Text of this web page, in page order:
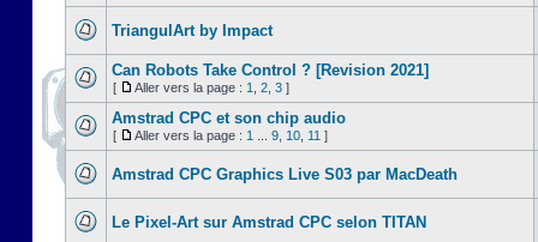
TriangulArt by Impact
Can Robots Take Control ? [Revision 2021]
[ Aller vers la page : 1 2 3 ]
Amstrad CPC et son chip audio
[ Aller vers la page : 1 9 10 11 ]
Amstrad CPC Graphics Live S03 par MacDeath
Le Pixel-Art sur Amstrad CPC selon TITAN